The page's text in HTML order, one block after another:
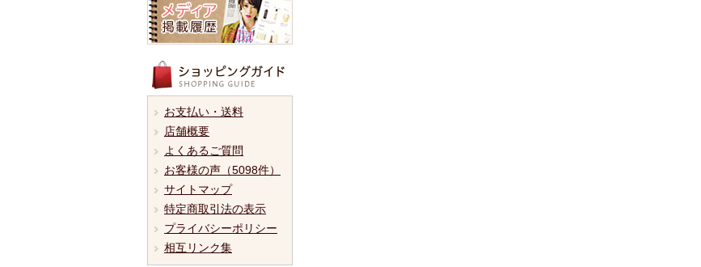
お支払い・送料
店舗概要
よくあるご質問
お客様の声（5098件）
サイトマップ
特定商取引法の表示
プライバシーポリシー
相互リンク集